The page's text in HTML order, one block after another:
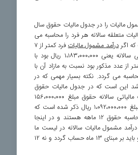
مالیات را در جدول مالیات حقوق سال
مالیات متعلقه سالانه هر فرد را محاسبه می
که اگردرآمد مشمول مالیات
فرد کمتر از ۷
برابر معافیت مالیاتی سالانه یعنی ۱،۱۸۳،۰۰۰،۰۰۰ ریال بود با
بیشتر از عدد مذکور بود نسبت به مازاد آن با
محاسبه می گردد. نکته بسیار مهمی که در
این است که در جدول مالیات حقوق
سال ۱۳۹۵ معافیت مالیاتی سالانه حقوق مبلغ ۱۵۶،۰۰۰،۰۰۰
ریال و ۷ برابر آن مبلغ ۱،۰۹۲،۰۰۰،۰۰۰ ریال ذکر شده است که
این اعداد مبنای محاسبه حقوق ۱۲ ماهه هستند و در اینجا
درآمد مشمول مالیات سالانه در لیست ما
شامل عیدی است و باید بر مبنای ۱۳ ماه حساب گردد و نه ۱۲